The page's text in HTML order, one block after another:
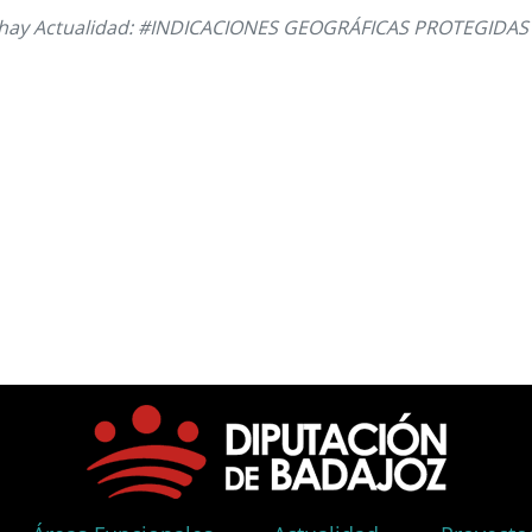
Actualidad: #INDICACIONES GEOGRÁFICAS